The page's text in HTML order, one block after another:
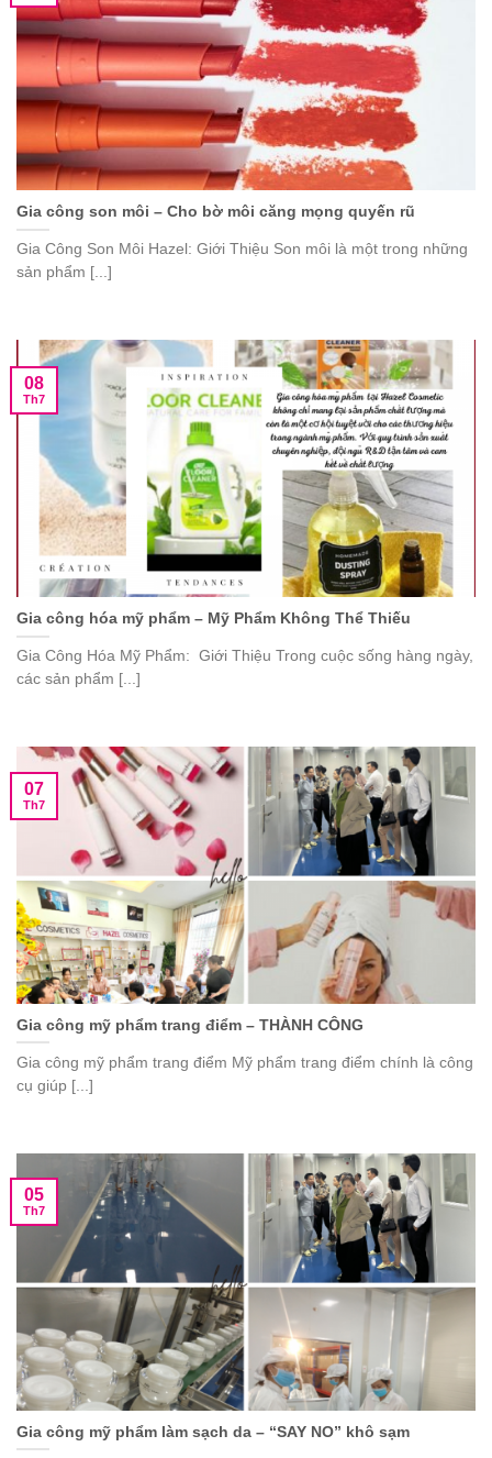
Gia công son môi – Cho bờ môi căng mọng quyến rũ
Gia Công Son Môi Hazel: Giới Thiệu Son môi là một trong những
sản phẩm [...]
Gia công hóa mỹ phẩm – Mỹ Phẩm Không Thể Thiếu
Gia Công Hóa Mỹ Phẩm: Giới Thiệu Trong cuộc sống hàng ngày,
các sản phẩm [...]
08
Th7
Gia công mỹ phẩm trang điểm – THÀNH CÔNG
Gia công mỹ phẩm trang điểm Mỹ phẩm trang điểm chính là công
cụ giúp [...]
07
Th7
Gia công mỹ phẩm làm sạch da – “SAY NO” khô sạm
05
Th7